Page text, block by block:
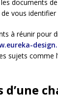
documents
vous identifier
à réunir pour
sujets comme